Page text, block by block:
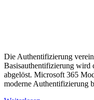
Die Authentifizierung
Basisauthentifizierung wird
abgelöst. Microsoft 365
moderne Authentifizierung